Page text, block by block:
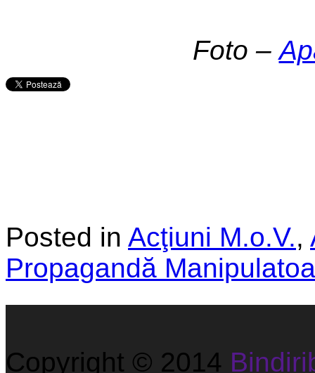
Foto –
Posted in Acţiuni M.o.V.,
Propagandă
Copyright © 2014